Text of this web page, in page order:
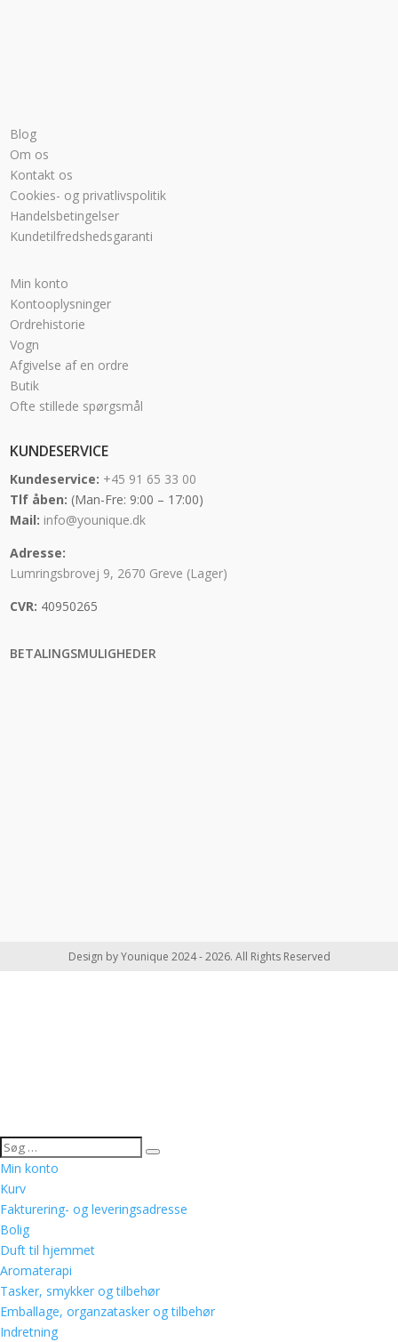
Blog
Om os
Kontakt os
Cookies- og privatlivspolitik
Handelsbetingelser
Kundetilfredshedsgaranti
Min konto
Kontooplysninger
Ordrehistorie
Vogn
Afgivelse af en ordre
Butik
Ofte stillede spørgsmål
KUNDESERVICE
Kundeservice: +45 91 65 33 00
Tlf åben: (Man-Fre: 9:00 – 17:00)
Mail: info@younique.dk
Adresse:
Lumringsbrovej 9, 2670 Greve (Lager)
CVR: 40950265
BETALINGSMULIGHEDER
Design by Younique 2024 - 2026. All Rights Reserved
Min konto
Kurv
Fakturering- og leveringsadresse
Bolig
Duft til hjemmet
Aromaterapi
Tasker, smykker og tilbehør
Emballage, organzatasker og tilbehør
Indretning